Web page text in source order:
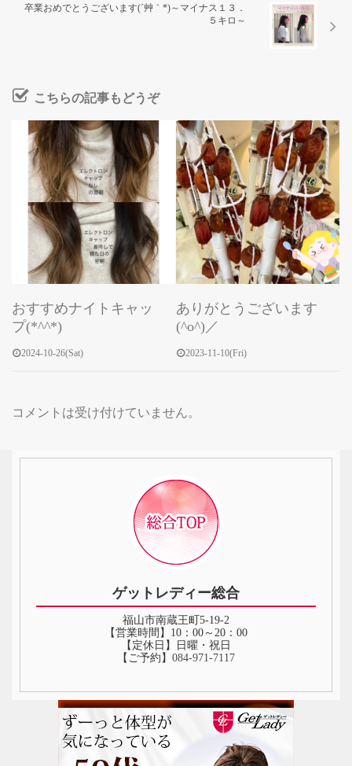
卒業おめでとうございます(´艸｀*)～マイナス１３．
５キロ～
こちらの記事もどうぞ
おすすめナイトキャッ
プ(*^^*)
2024-10-26(Sat)
ありがとうございます
(^o^)／
2023-11-10(Fri)
コメントは受け付けていません。
ゲットレディー総合
福山市南蔵王町5-19-2
【営業時間】10：00～20：00
【定休日】日曜・祝日
【ご予約】 084‐971‐7117